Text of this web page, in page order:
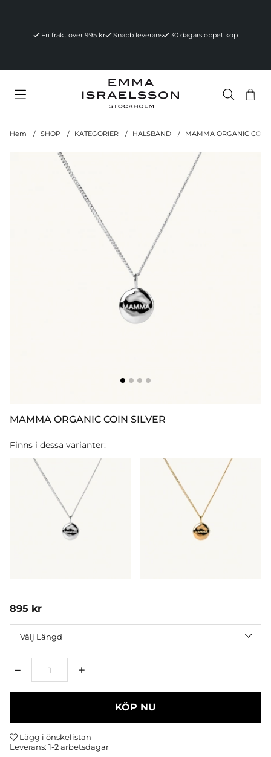
Fri frakt över 995 kr Snabb leverans 30 dagars öppet köp
.
Hem SHOP KATEGORIER HALSBAND MAMMA ORGANIC COIN
MAMMA ORGANIC COIN SILVER
Finns i dessa varianter:
895 kr
KÖP NU
Lägg i önskelistan
Leverans: 1-2 arbetsdagar